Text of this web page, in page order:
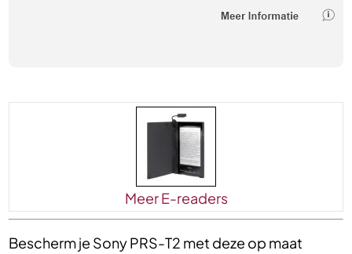
Meer E-readers
Bescherm je Sony PRS-T2 met deze op maat